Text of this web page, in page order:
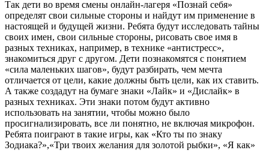
Так дети во время смены онлайн-лагеря «Познай себя»
определят свои сильные стороны и найдут им применение в
настоящей и будущей жизни. Ребята будут исследовать тайны
своих имен, свои сильные стороны, рисовать свое имя в
разных техниках, например, в технике «антистресс»,
знакомиться друг с другом. Дети познакомятся с понятием
«сила маленьких шагов», будут разбирать, чем мечта
отличается от цели, какие должны быть цели, как их ставить.
А также создадут на бумаге знаки «Лайк» и «Дислайк» в
разных техниках. Эти знаки потом будут активно
использовать на занятии, чтобы можно было
просигнализировать, все ли понятно, не включая микрофон.
Ребята поиграют в такие игры, как «Кто ты по знаку
Зодиака?»,«Три твоих желания для золотой рыбки», «Я как»